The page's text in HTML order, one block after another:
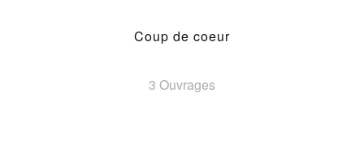
Coup de coeur
3 Ouvrages